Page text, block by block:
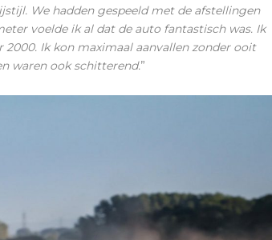
We hadden gespeeld met de afstellingen
voelde ik al dat de auto fantastisch was. Ik
2000. Ik kon maximaal aanvallen zonder ooit
waren ook schitterend.”